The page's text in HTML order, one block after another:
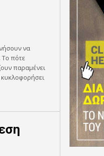
να
Το πότε
παραμένει